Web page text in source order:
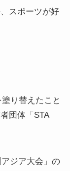
スポーツが好
り替えたこと
団体「STA
ジア大会」の